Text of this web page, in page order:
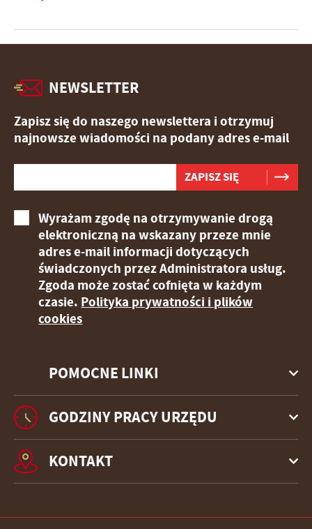
POMOCNE LINKI
NEWSLETTER
Zapisz się do naszego newslettera i otrzymuj
najnowsze wiadomości na podany adres e-mail
Wyrażam zgodę na otrzymywanie drogą
elektroniczną na wskazany przeze mnie
adres e-mail informacji dotyczących
świadczonych przez Administratora usług.
Zgoda może zostać cofnięta w każdym
czasie. Polityka prywatności i plików
cookies
GODZINY PRACY URZĘDU
KONTAKT